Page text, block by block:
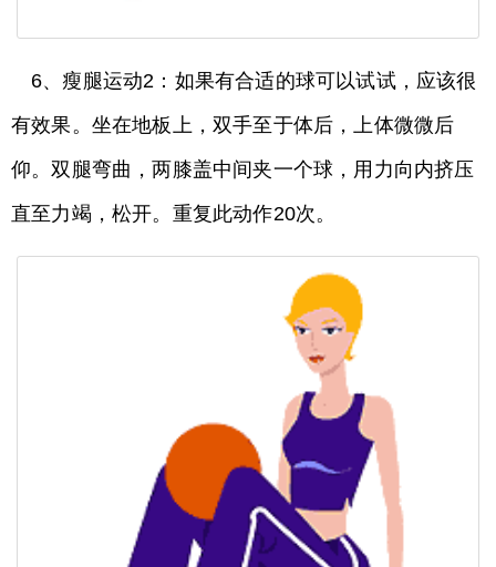
6、瘦腿运动2：如果有合适的球可以试试，应该很
有效果。坐在地板上，双手至于体后，上体微微后
仰。双腿弯曲，两膝盖中间夹一个球，用力向内挤压
直至力竭，松开。重复此动作20次。